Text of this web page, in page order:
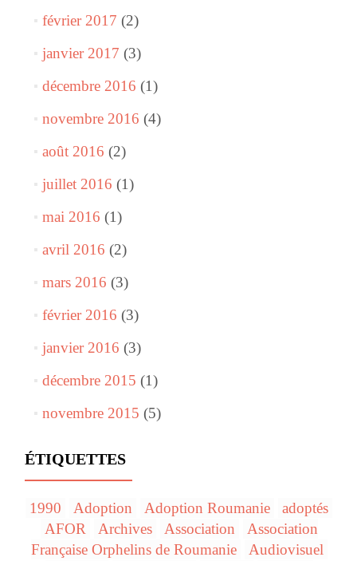
février 2017 (2)
janvier 2017 (3)
décembre 2016 (1)
novembre 2016 (4)
août 2016 (2)
juillet 2016 (1)
mai 2016 (1)
avril 2016 (2)
mars 2016 (3)
février 2016 (3)
janvier 2016 (3)
décembre 2015 (1)
novembre 2015 (5)
ÉTIQUETTES
1990 Adoption Adoption Roumanie
adoptés
AFOR
Archives Association
Association
Française Orphelins de Roumanie
Audiovisuel